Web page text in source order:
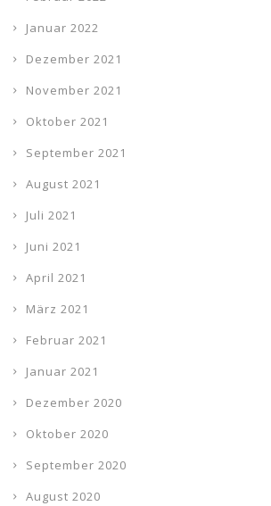
Januar 2022
Dezember 2021
November 2021
Oktober 2021
September 2021
August 2021
Juli 2021
Juni 2021
April 2021
März 2021
Februar 2021
Januar 2021
Dezember 2020
Oktober 2020
September 2020
August 2020